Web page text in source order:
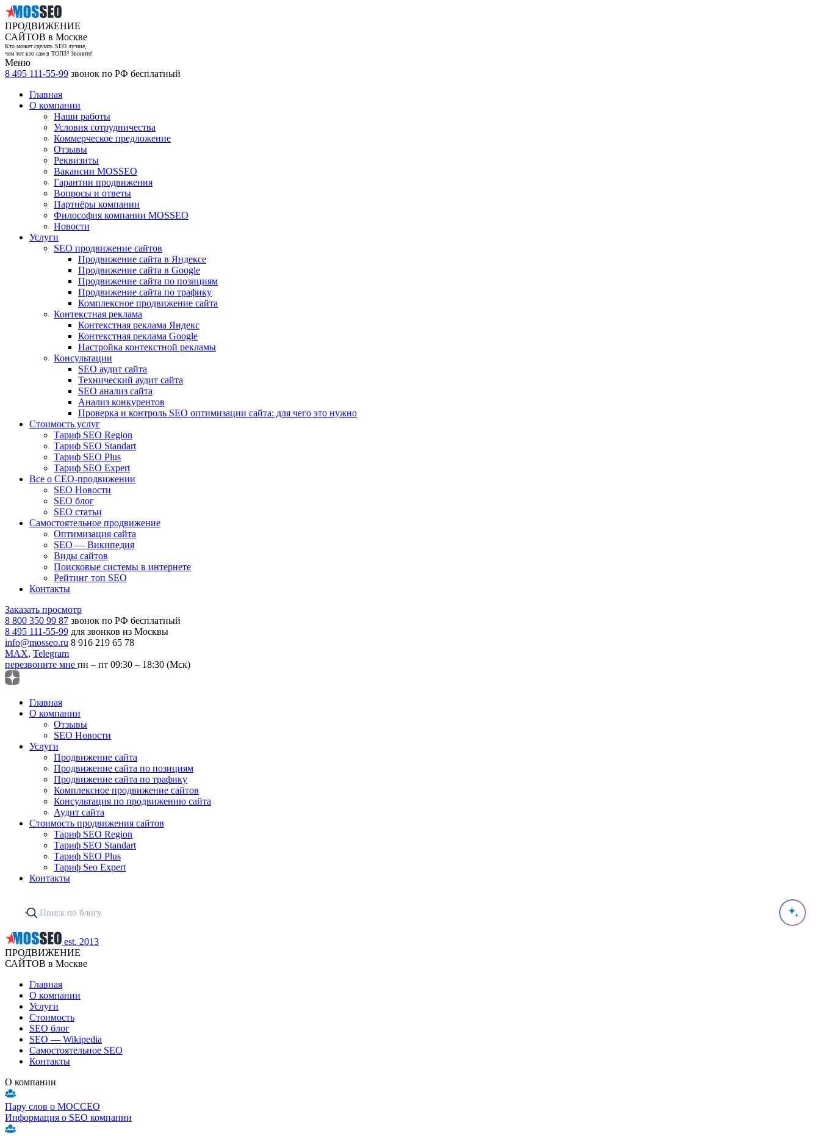
ПРОДВИЖЕНИЕ
САЙТОВ в Москве
Кто может сделать SEO лучше,
чем тот кто сам в ТОП3? Звоните!
Меню
8 495 111-55-99 звонок по РФ бесплатный
Главная
О компании
Наши работы
Условия сотрудничества
Коммерческое предложение
Отзывы
Реквизиты
Вакансии MOSSEO
Гарантии продвижения
Вопросы и ответы
Партнёры компании
Философия компании MOSSEO
Новости
Услуги
SEO продвижение сайтов
Продвижение сайта в Яндексе
Продвижение сайта в Google
Продвижение сайта по позициям
Продвижение сайта по трафику
Комплексное продвижение сайта
Контекстная реклама
Контекстная реклама Яндекс
Контекстная реклама Google
Настройка контекстной рекламы
Консультации
SEO аудит сайта
Технический аудит сайта
SEO анализ сайта
Анализ конкурентов
Проверка и контроль SEO оптимизации сайта: для чего это нужно
Стоимость услуг
Тариф SEO Region
Тариф SEO Standart
Тариф SEO Plus
Тариф SEO Expert
Все о СЕО-продвижении
SEO Новости
SEO блог
SEO статьи
Самостоятельное продвижение
Оптимизация сайта
SEO — Википедия
Виды сайтов
Поисковые системы в интернете
Рейтинг топ SEO
Контакты
Заказать просмотр
8 800 350 99 87 звонок по РФ бесплатный
8 495 111-55-99 для звонков из Москвы
info@mosseo.ru 8 916 219 65 78
MAX, Telegram
перезвоните мне пн – пт 09:30 – 18:30 (Мск)
Главная
О компании
Отзывы
SEO Новости
Услуги
Продвижение сайта
Продвижение сайта по позициям
Продвижение сайта по трафику
Комплексное продвижение сайтов
Консультация по продвижению сайта
Аудит сайта
Стоимость продвижения сайтов
Тариф SEO Region
Тариф SEO Standart
Тариф SEO Plus
Тариф Seo Expert
Контакты
est. 2013
ПРОДВИЖЕНИЕ
САЙТОВ в Москве
Главная
О компании
Услуги
Стоимость
SEO блог
SEO — Wikipedia
Самостоятельное SEO
Контакты
О компании
Пару слов о МОССЕО
Информация о SEO компании